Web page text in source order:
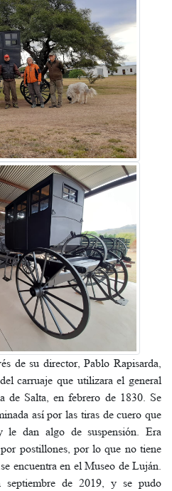
de su director, Pablo Rapisarda,
carruaje que utilizara el general
de Salta, en febrero de 1830. Se
así por las tiras de cuero que
le dan algo de suspensión. Era
postillones, por lo que no tiene
encuentra en el Museo de Luján.
septiembre de 2019, y se pudo